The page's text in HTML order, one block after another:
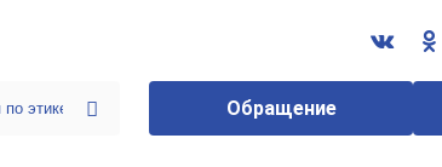
Обращение